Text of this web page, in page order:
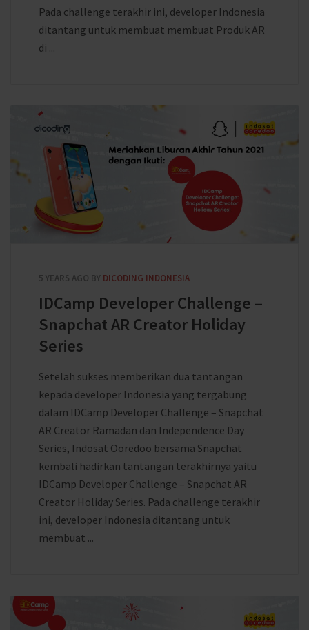
Pada challenge terakhir ini, developer Indonesia
ditantang untuk membuat membuat Produk AR
di ...
5 YEARS AGO BY DICODING INDONESIA
IDCamp Developer Challenge –
Snapchat AR Creator Holiday
Series
Setelah sukses memberikan dua tantangan
kepada developer Indonesia yang tergabung
dalam IDCamp Developer Challenge – Snapchat
AR Creator Ramadan dan Independence Day
Series, Indosat Ooredoo bersama Snapchat
kembali hadirkan tantangan terakhirnya yaitu
IDCamp Developer Challenge – Snapchat AR
Creator Holiday Series. Pada challenge terakhir
ini, developer Indonesia ditantang untuk
membuat ...